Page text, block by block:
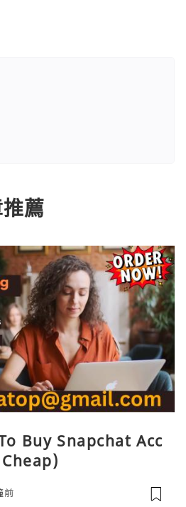
薦
Buy Snapchat Acc
前